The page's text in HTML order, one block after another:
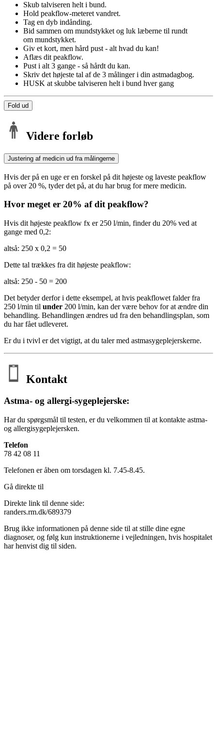
Skub talviseren helt i bund.
Hold peakflow-meteret vandret.
Tag en dyb indånding.
Bid sammen om mundstykket og luk læberne til rundt
om mundstykket.
Giv et kort, men hård pust - alt hvad du kan!
Aflæs dit peakflow.
Pust i alt 3 gange - så hårdt du kan.
Skriv det højeste tal af de 3 målinger i din astmadagbog.
HUSK at skubbe talviseren helt i bund hver gang
Fold ud
Videre forløb
Justering af medicin ud fra målingerne
Hvis der på en uge er en forskel på dit højeste og laveste peakflow
på over 20 %, tyder det på, at du har brug for mere medicin.
Hvor meget er 20% af dit peakflow?
Hvis dit højeste peakflow fx er 250 l/min, finder du 20% ved at
gange med 0,2:
altså: 250 x 0,2 = 50
Dette tal trækkes fra dit højeste peakflow:
altså: 250 - 50 = 200
Det betyder derfor i dette eksempel, at hvis peakflowet falder fra
250 l/min til under 200 l/min, kan der være behov for at ændre din
behandling. Behandlingen ændres ud fra den behandlingsplan, som
du har fået udleveret.
Er du i tvivl er det vigtigt, at du taler med astmasygeplejerskerne.
Kontakt
Astma- og allergi-sygeplejerske:
Har du spørgsmål til testen, er du velkommen til at kontakte astma-
og allergisygeplejersken.
Telefon
78 42 08 11
Telefonen er åben om torsdagen kl. 7.45-8.45.
Gå direkte til
Direkte link til denne side:
randers.rm.dk/689379
Brug ikke informationen på denne side til at stille dine egne
diagnoser, og følg kun instruktionerne i vejledningen, hvis hospitalet
har henvist dig til siden.